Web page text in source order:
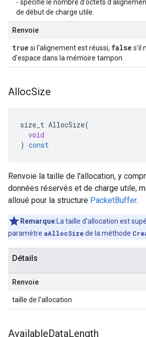
- spécifie le nombre d'octets
de début de charge utile.
Renvoie
true si l'alignement est réussi, false s'il
d'espace dans la mémoire tampon.
AllocSize
size_t AllocSize(
void
) const
Renvoie la taille de l'allocation, y
données réservés et de charge utile,
alloué pour la structure PacketBuffer.
Remarque:La taille d'allocation est
paramètre aAllocSizede la méthode
Détails
Renvoie
taille de l'allocation
AvailableDataLength